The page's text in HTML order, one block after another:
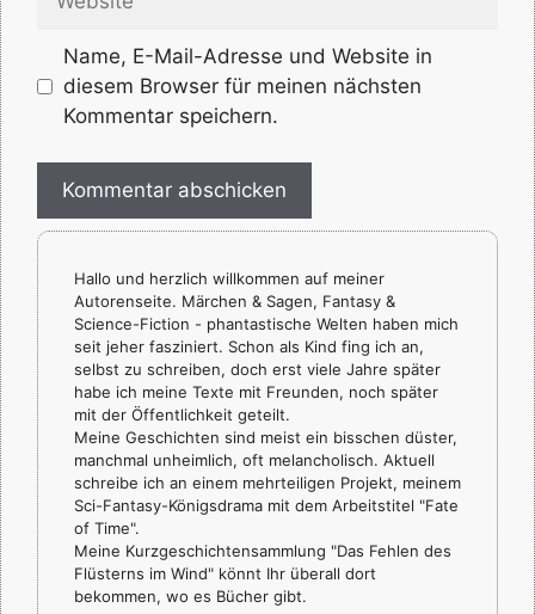
Name, E-Mail-Adresse und Website in
diesem Browser für meinen nächsten
Kommentar speichern.
Hallo und herzlich willkommen auf meiner
Autorenseite. Märchen & Sagen, Fantasy &
Science-Fiction - phantastische Welten haben mich
seit jeher fasziniert. Schon als Kind fing ich an,
selbst zu schreiben, doch erst viele Jahre später
habe ich meine Texte mit Freunden, noch später
mit der Öffentlichkeit geteilt.
Meine Geschichten sind meist ein bisschen düster,
manchmal unheimlich, oft melancholisch. Aktuell
schreibe ich an einem mehrteiligen Projekt, meinem
Sci-Fantasy-Königsdrama mit dem Arbeitstitel "Fate
of Time".
Meine Kurzgeschichtensammlung "Das Fehlen des
Flüsterns im Wind" könnt Ihr überall dort
bekommen, wo es Bücher gibt.